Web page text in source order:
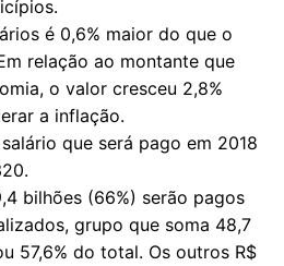
é 0,6% maior do que o
relação ao montante que
o valor cresceu 2,8%
a inflação.
que será pago em 2018
bilhões (66%) serão pagos
grupo que soma 48,7
57,6% do total. Os outros R$